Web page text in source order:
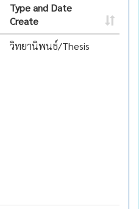
Type and Date
Create
วิทยานิพนธ์/Thesis